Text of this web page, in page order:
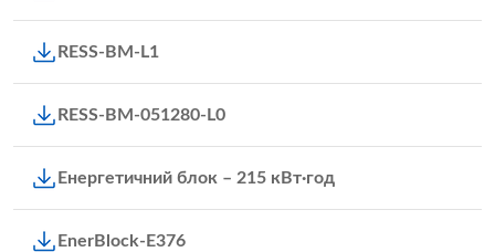
RESS-BM-L1
RESS-BM-051280-L0
Енергетичний блок – 215 кВт·год
EnerBlock-E376